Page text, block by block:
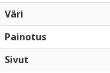
Väri
Painotus
Sivut